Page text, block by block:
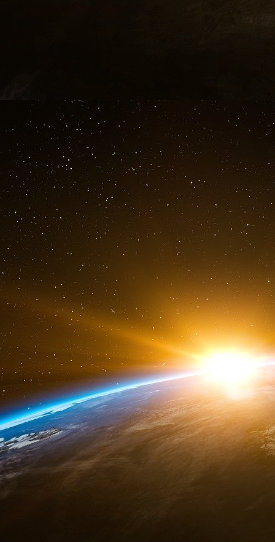
cartouches israéliennes ? Certainement pas.
ne peut être due qu’à l’utilisation de ces
La tragédie de Carcassonne est en réalité la
industries nationales de défense au profit
troupes en Afghanistan sont équipées de ces
n’a pas été conçu pour les tirer, si bien que
mètres ces balles perdent toute précision.
En conclusion :
Les relations avec la France sont très
positionner son industrie sur le marché
Carcassonne ne fut qu’un banal accident
stratégiques de la Défense française et du